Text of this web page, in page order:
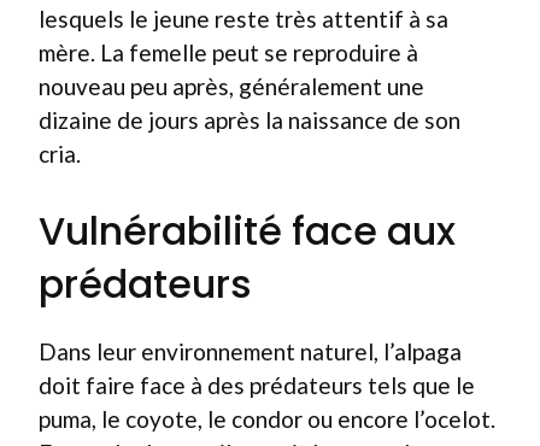
lesquels le jeune reste très attentif à sa
mère. La femelle peut se reproduire à
nouveau peu après, généralement une
dizaine de jours après la naissance de son
cria.
Vulnérabilité face aux
prédateurs
Dans leur environnement naturel, l’alpaga
doit faire face à des prédateurs tels que le
puma, le coyote, le condor ou encore l’ocelot.